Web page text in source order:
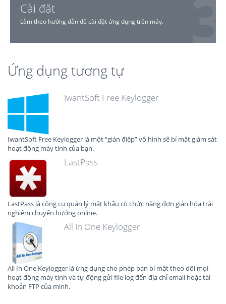
Cài đặt
Làm theo hướng dẫn để cài đặt ứng dụng trên máy.
Ứng dụng tương tự
IwantSoft Free Keylogger
IwantSoft Free Keylogger là một “gián điệp” vô hình sẽ bí mật giám sát
hoạt động máy tính của bạn.
LastPass
LastPass là công cụ quản lý mật khẩu có chức năng đơn giản hóa trải
nghiệm chuyển hướng online.
All In One Keylogger
All In One Keylogger là ứng dụng cho phép bạn bí mật theo dõi mọi
hoạt động máy tính và tự động gửi file log đến địa chỉ email hoặc tài
khoản FTP của mình.